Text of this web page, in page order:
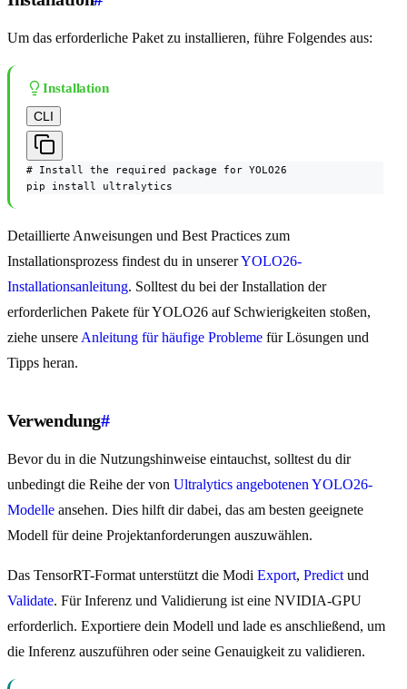
Um das erforderliche Paket zu installieren, führe Folgendes aus:
Installation
CLI
# Install the required package for YOLO26
pip install ultralytics
Detaillierte Anweisungen und Best Practices zum
Installationsprozess findest du in unsererYOLO26-
Installationsanleitung. Solltest du bei der Installation der
erforderlichen Pakete für YOLO26 auf Schwierigkeiten stoßen,
ziehe unsere Anleitung für häufige Probleme für Lösungen und
Tipps heran.
Verwendung#
Bevor du in die Nutzungshinweise eintauchst, solltest du dir
unbedingt die Reihe der von Ultralytics angebotenen YOLO26-
Modelle ansehen. Dies hilft dir dabei, das am besten geeignete
Modell für deine Projektanforderungen auszuwählen.
Das TensorRT-Format unterstützt die Modi Export, Predict und
Validate. Für Inferenz und Validierung ist eine NVIDIA-GPU
erforderlich. Exportiere dein Modell und lade es anschließend, um
die Inferenz auszuführen oder seine Genauigkeit zu validieren.